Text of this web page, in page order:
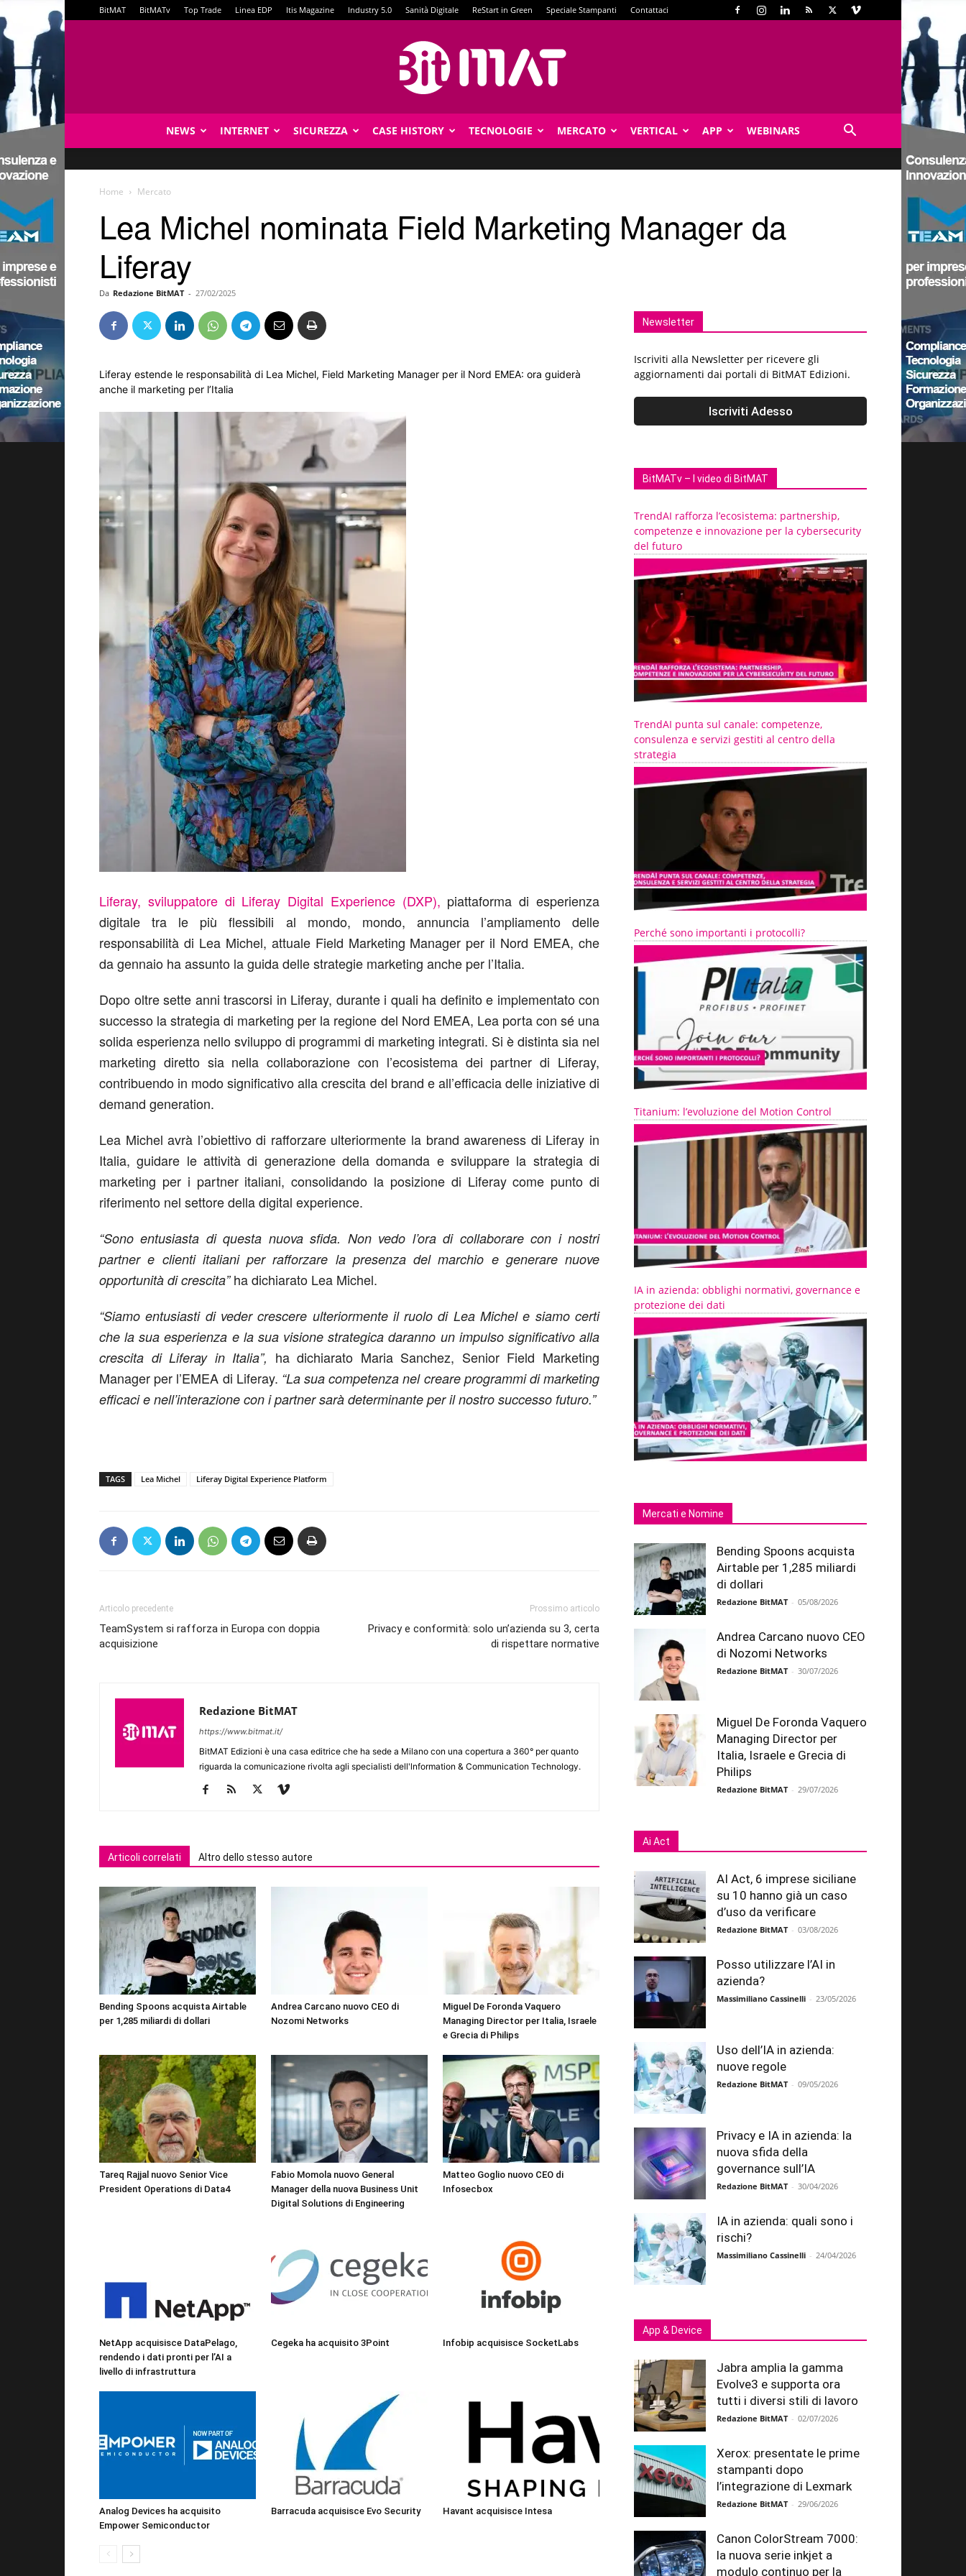
BitMAT BitMATv Top Trade Linea EDP Itis Magazine Industry 5.0 Sanità Digitale ReStart in Green Speciale Stampanti Contattaci
NEWS INTERNET SICUREZZA CASE HISTORY TECNOLOGIE MERCATO VERTICAL APP WEBINARS
Home Mercato
Lea Michel nominata Field Marketing Manager da
Liferay
Da Redazione BitMAT - 27/02/2025
Liferay estende le responsabilità di Lea Michel, Field Marketing Manager per il Nord EMEA: ora guiderà
anche il marketing per l’Italia
Liferay, sviluppatore di Liferay Digital Experience (DXP), piattaforma di esperienza
digitale tra le più flessibili al mondo, mondo, annuncia l’ampliamento delle
responsabilità di Lea Michel, attuale Field Marketing Manager per il Nord EMEA, che
da gennaio ha assunto la guida delle strategie marketing anche per l’Italia.
Dopo oltre sette anni trascorsi in Liferay, durante i quali ha definito e implementato con
successo la strategia di marketing per la regione del Nord EMEA, Lea porta con sé una
solida esperienza nello sviluppo di programmi di marketing integrati. Si è distinta sia nel
marketing diretto sia nella collaborazione con l’ecosistema dei partner di Liferay,
contribuendo in modo significativo alla crescita del brand e all’efficacia delle iniziative di
demand generation.
Lea Michel avrà l’obiettivo di rafforzare ulteriormente la brand awareness di Liferay in
Italia, guidare le attività di generazione della domanda e sviluppare la strategia di
marketing per i partner italiani, consolidando la posizione di Liferay come punto di
riferimento nel settore della digital experience.
“Sono entusiasta di questa nuova sfida. Non vedo l’ora di collaborare con i nostri
partner e clienti italiani per rafforzare la presenza del marchio e generare nuove
opportunità di crescita”ha dichiarato Lea Michel.
“Siamo entusiasti di veder crescere ulteriormente il ruolo di Lea Michel e siamo certi
che la sua esperienza e la sua visione strategica daranno un impulso significativo alla
crescita di Liferay in Italia”, ha dichiarato Maria Sanchez, Senior Field Marketing
Manager per l’EMEA di Liferay. “La sua competenza nel creare programmi di marketing
efficaci e nell’interazione con i partner sarà determinante per il nostro successo futuro.”
TAGS Lea Michel Liferay Digital Experience Platform
Articolo precedente
TeamSystem si rafforza in Europa con doppia
acquisizione
Prossimo articolo
Privacy e conformità: solo un’azienda su 3, certa
di rispettare normative
Redazione BitMAT
https://www.bitmat.it/
BitMAT Edizioni è una casa editrice che ha sede a Milano con una copertura a 360° per quanto
riguarda la comunicazione rivolta agli specialisti dell'lnformation & Communication Technology.
Articoli correlati Altro dello stesso autore
Bending Spoons acquista Airtable
per 1,285 miliardi di dollari
Andrea Carcano nuovo CEO di
Nozomi Networks
Miguel De Foronda Vaquero
Managing Director per Italia, Israele
e Grecia di Philips
Tareq Rajjal nuovo Senior Vice
President Operations di Data4
Fabio Momola nuovo General
Manager della nuova Business Unit
Digital Solutions di Engineering
Matteo Goglio nuovo CEO di
Infosecbox
NetApp acquisisce DataPelago,
rendendo i dati pronti per l’AI a
livello di infrastruttura
Cegeka ha acquisito 3Point Infobip acquisisce SocketLabs
Analog Devices ha acquisito
Empower Semiconductor
Barracuda acquisisce Evo Security Havant acquisisce Intesa
Newsletter
Iscriviti alla Newsletter per ricevere gli
aggiornamenti dai portali di BitMAT Edizioni.
BitMATv – I video di BitMAT
TrendAI rafforza l’ecosistema: partnership,
competenze e innovazione per la cybersecurity
del futuro
TrendAI punta sul canale: competenze,
consulenza e servizi gestiti al centro della
strategia
Perché sono importanti i protocolli?
Titanium: l’evoluzione del Motion Control
IA in azienda: obblighi normativi, governance e
protezione dei dati
Mercati e Nomine
Bending Spoons acquista
Airtable per 1,285 miliardi
di dollari
Redazione BitMAT - 05/08/2026
Andrea Carcano nuovo CEO
di Nozomi Networks
Redazione BitMAT - 30/07/2026
Miguel De Foronda Vaquero
Managing Director per
Italia, Israele e Grecia di
Philips
Redazione BitMAT - 29/07/2026
Ai Act
AI Act, 6 imprese siciliane
su 10 hanno già un caso
d’uso da verificare
Redazione BitMAT - 03/08/2026
Posso utilizzare l’AI in
azienda?
Massimiliano Cassinelli - 23/05/2026
Uso dell’IA in azienda:
nuove regole
Redazione BitMAT - 09/05/2026
Privacy e IA in azienda: la
nuova sfida della
governance sull’IA
Redazione BitMAT - 30/04/2026
IA in azienda: quali sono i
rischi?
Massimiliano Cassinelli - 24/04/2026
App & Device
Jabra amplia la gamma
Evolve3 e supporta ora
tutti i diversi stili di lavoro
Redazione BitMAT - 02/07/2026
Xerox: presentate le prime
stampanti dopo
l’integrazione di Lexmark
Redazione BitMAT - 29/06/2026
Canon ColorStream 7000:
la nuova serie inkjet a
modulo continuo per la